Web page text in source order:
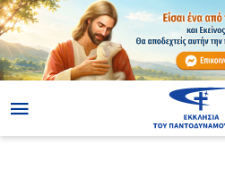
52. Εγκαταλείποντας την